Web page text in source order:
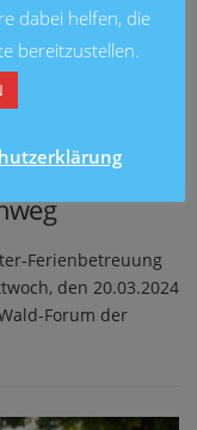
Ferienbetreuung
den 20.03.2024
Forum der
dabei helfen, die
bereitzustellen.